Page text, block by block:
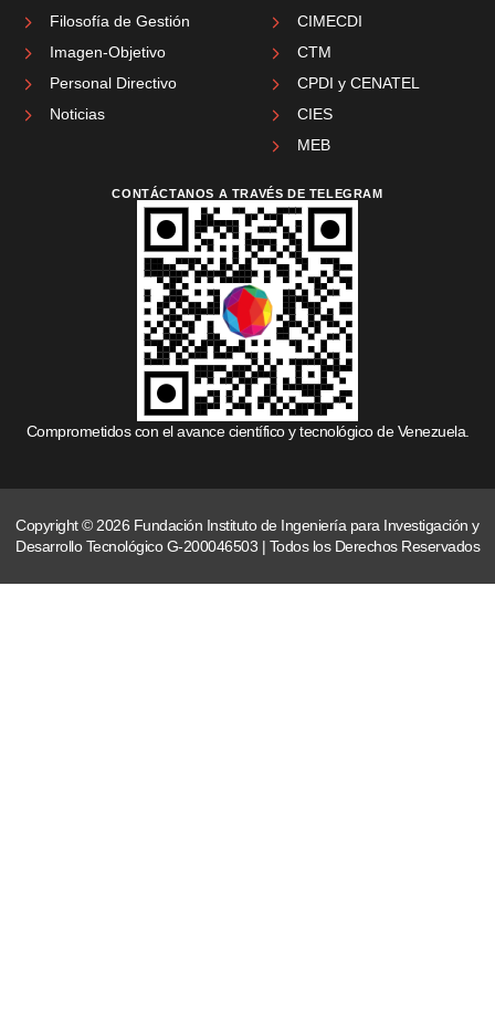
Filosofía de Gestión
Imagen-Objetivo
Personal Directivo
Noticias
CIMECDI
CTM
CPDI y CENATEL
CIES
MEB
CONTÁCTANOS A TRAVÉS DE TELEGRAM
Comprometidos con el avance científico y tecnológico de Venezuela.
Copyright © 2026 Fundación Instituto de Ingeniería para Investigación y
Desarrollo Tecnológico G-200046503 | Todos los Derechos Reservados